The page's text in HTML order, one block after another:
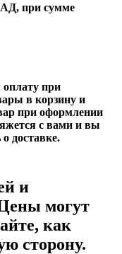
при сумме
оплату при
в корзину и
при оформлении
с вами и вы
о доставке.
и
могут
как
сторону.